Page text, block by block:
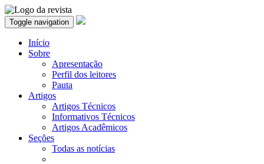
Toggle navigation
Início
Sobre
Apresentação
Perfil dos leitores
Pauta
Artigos
Artigos Técnicos
Informativos Técnicos
Artigos Acadêmicos
Seções
Todas as notícias